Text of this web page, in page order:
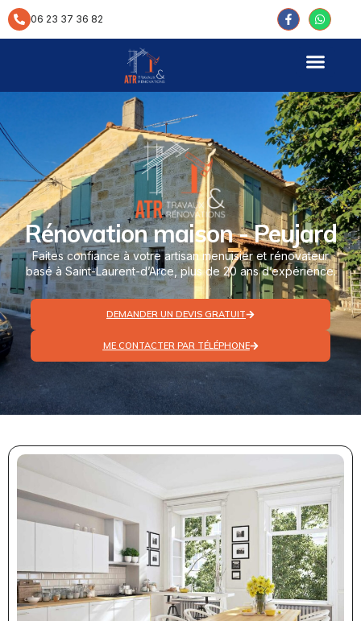
principal06 23 37 36 82
Rénovation maison - Peujard
Faites confiance à votre artisan menuisier et rénovateur
basé à Saint-Laurent-d’Arce, plus de 20 ans d’expérience.
DEMANDER UN DEVIS GRATUIT
ME CONTACTER PAR TÉLÉPHONE